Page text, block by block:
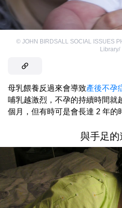
© JOHN BIRDSALL SOCIAL ISSUES
Library/
母乳餵養反過來會導致產後不孕
哺乳越激烈，不孕的持續時間就
個月，但有時可是會長達 2 年的
與手足的